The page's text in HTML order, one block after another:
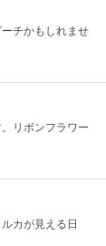
チかもしれませ
リボンフラワー
カが見える日